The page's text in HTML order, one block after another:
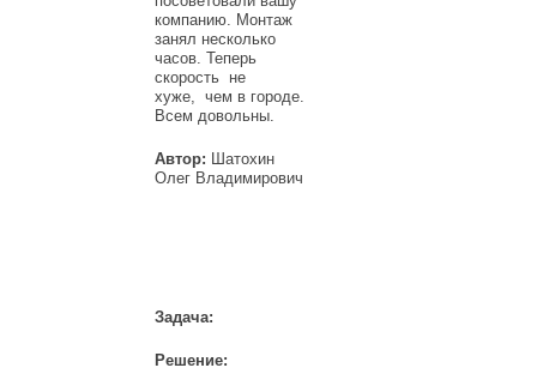
компанию. Монтаж
занял несколько
часов. Теперь
скорость не
хуже, чем в городе.
Всем довольны.
Автор: Шатохин
Олег Владимирович
Задача:
Решение: